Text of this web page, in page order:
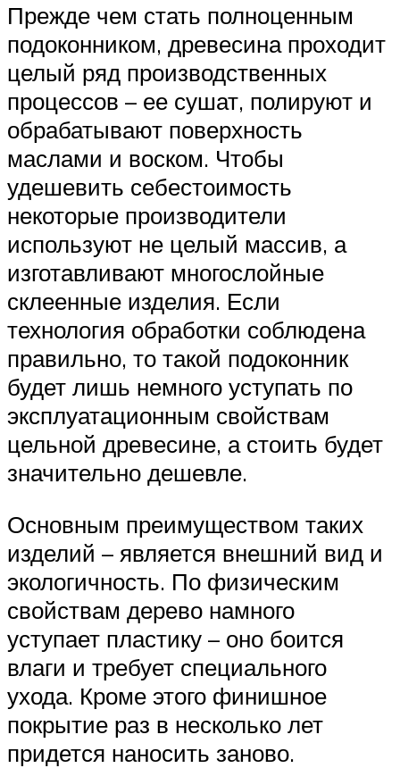
Прежде чем стать полноценным
подоконником, древесина проходит
целый ряд производственных
процессов – ее сушат, полируют и
обрабатывают поверхность
маслами и воском. Чтобы
удешевить себестоимость
некоторые производители
используют не целый массив, а
изготавливают многослойные
склеенные изделия. Если
технология обработки соблюдена
правильно, то такой подоконник
будет лишь немного уступать по
эксплуатационным свойствам
цельной древесине, а стоить будет
значительно дешевле.
Основным преимуществом таких
изделий – является внешний вид и
экологичность. По физическим
свойствам дерево намного
уступает пластику – оно боится
влаги и требует специального
ухода. Кроме этого финишное
покрытие раз в несколько лет
придется наносить заново.